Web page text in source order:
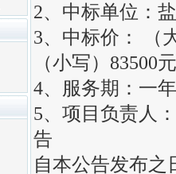
2、中标单位：
3、中标价： （
（小写）83500
4、服务期：一
5、项目负责人
告
自本公告发布之